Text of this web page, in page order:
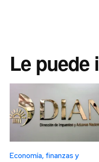
Le puede
Economía, finanzas y